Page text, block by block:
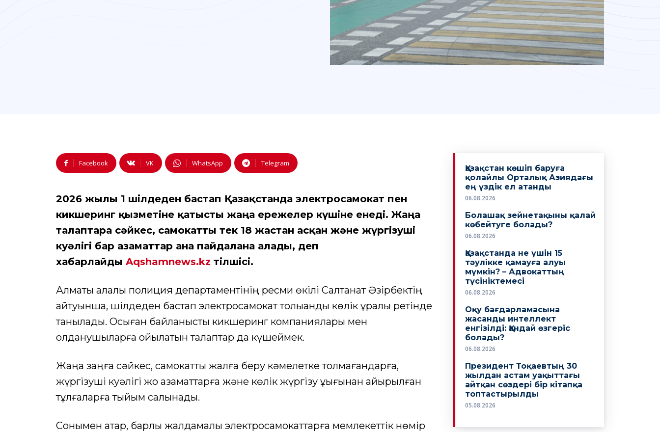
Facebook VK WhatsApp Telegram
2026 жылғы 1 шілдеден бастап Қазақстанда электросамокат пен
кикшеринг қызметіне қатысты жаңа ережелер күшіне енеді. Жаңа
талаптарға сәйкес, самокатты тек 18 жастан асқан және жүргізуші
куәлігі бар азаматтар ғана пайдалана алады, деп
хабарлайды Aqshamnews.kz тілшісі.
Алматы қалалық полиция департаментінің ресми өкілі Салтанат Әзірбектің
айтуынша, шілдеден бастап электросамокат толыққанды көлік құралы ретінде
танылады. Осыған байланысты кикшеринг компаниялары мен
қолданушыларға қойылатын талаптар да күшеймек.
Жаңа заңға сәйкес, самокатты жалға беру кәмелетке толмағандарға,
жүргізуші куәлігі жоқ азаматтарға және көлік жүргізу құқығынан айырылған
тұлғаларға тыйым салынады.
Сонымен қатар, барлық жалдамалы электросамокаттарға мемлекеттік нөмір
Қазақстан көшіп баруға
қолайлы Орталық Азиядағы
ең үздік ел атанды
06.08.2026
Болашақ зейнетақыны қалай
көбейтуге болады?
06.08.2026
Қазақстанда не үшін 15
тәулікке қамауға алуы
мүмкін? – Адвокаттың
түсініктемесі
06.08.2026
Оқу бағдарламасына
жасанды интеллект
енгізілді: Қандай өзгеріс
болады?
06.08.2026
Президент Тоқаевтың 30
жылдан астам уақыттағы
айтқан сөздері бір кітапқа
топтастырылды
05.08.2026